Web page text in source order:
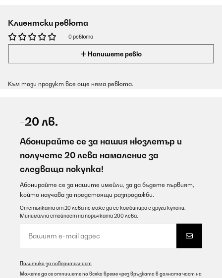
Клиентски ревюта
0 ревюта
Напишете ревю
Към този продукт все още няма ревюта.
-20 лв.
Абонирайте се за нашия нюзлетър и
получете 20 лева намаление за
следваща покупка!
Абонирайте се за нашите имейли, за да бъдете първият,
който научава за предстоящи разпродажби.
Отстъпката от 20 лева не може да се комбинира с други купони.
Минимална стойност на поръчката 200 лева.
Политика за поверителност
Можете да се отпишете по всяко време чрез връзката в долната част на